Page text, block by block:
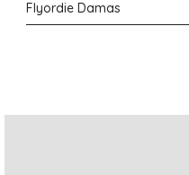
de
Flyordie Damas